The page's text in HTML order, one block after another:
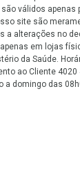
válidos apenas
site são
a alterações no
em lojas
da Saúde.
ao Cliente
a domingo das